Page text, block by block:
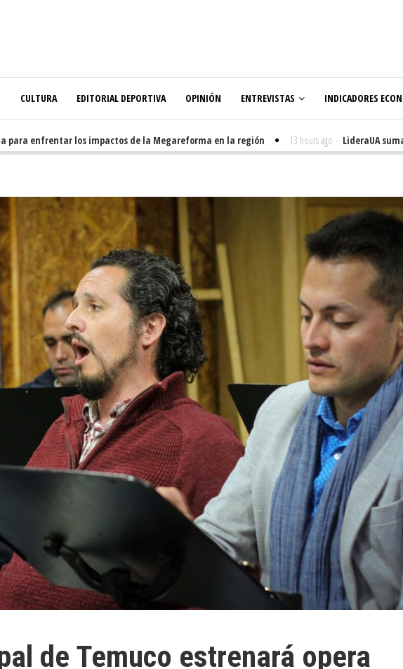
CULTURA EDITORIAL DEPORTIVA OPINIÓN ENTREVISTAS INDICADORES
enfrentar los impactos de la Megareforma en la región 13 hours ago - LideraUA suma
de Temuco estrenará opera